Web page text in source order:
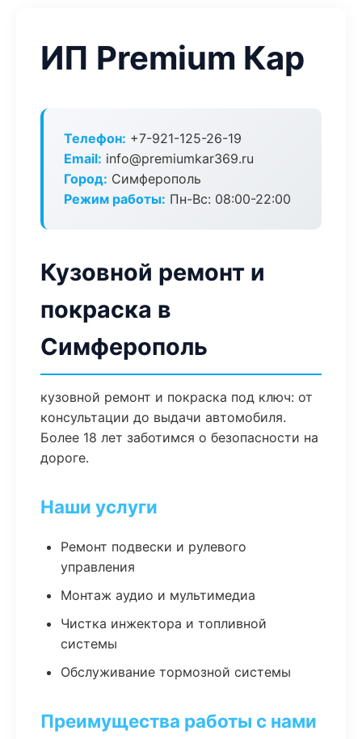
ИП Premium Кар
Телефон: +7-921-125-26-19
Email: info@premiumkar369.ru
Город: Симферополь
Режим работы: Пн-Вс: 08:00-22:00
Кузовной ремонт и
покраска в
Симферополь
кузовной ремонт и покраска под ключ: от
консультации до выдачи автомобиля.
Более 18 лет заботимся о безопасности на
дороге.
Наши услуги
Ремонт подвески и рулевого
управления
Монтаж аудио и мультимедиа
Чистка инжектора и топливной
системы
Обслуживание тормозной системы
Преимущества работы с нами